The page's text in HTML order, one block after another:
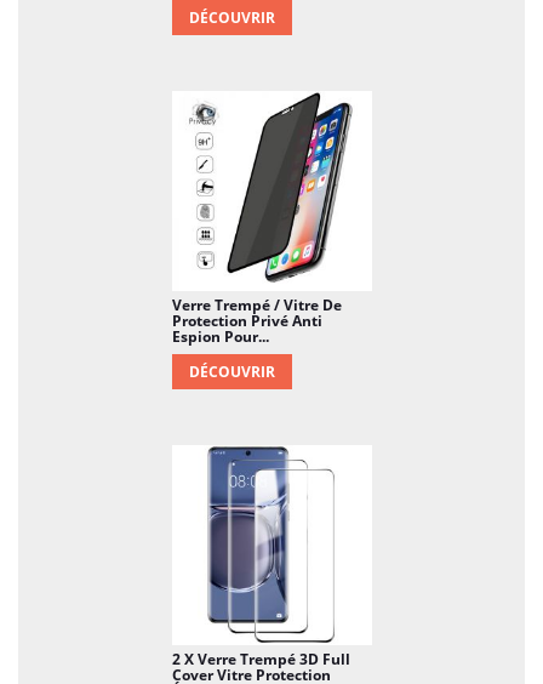
DÉCOUVRIR
Verre Trempé / Vitre De
Protection Privé Anti
Espion Pour...
DÉCOUVRIR
2 X Verre Trempé 3D Full
Cover Vitre Protection